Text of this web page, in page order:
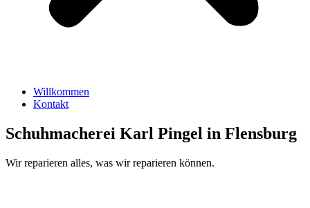
Willkommen
Kontakt
Schuhmacherei Karl Pingel in Flensburg
Wir reparieren alles, was wir reparieren können.